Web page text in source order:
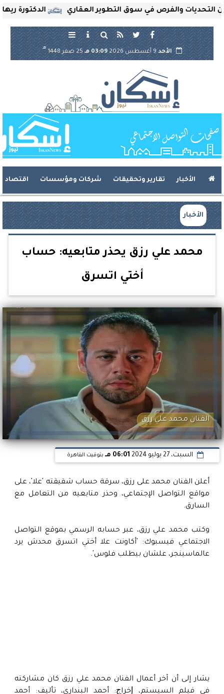
الدكتورة ريهام والفرص في سوق التطوير العقاري
الأحد9 أغسطس 2026 03:09 مـ 25 صفر 1448
هـ
الأخبار تقارير وتحقيقات شركات ومؤسسات اقتصاد
الأخبار
محمد علي رزق يحذر متابعيه: حساب
أختي اتسرق
الفنان محمد علي رزق
السبت، 27 يوليو 2024 06:01 مـ بتوقيت القاهرة
أعلن الفنان محمد على رزق، سرقة حساب شقيقته 'علا'، على
مواقع التواصل الإجتماعي، وحذر متابعيه من التعامل مع
السارق.
وكتب محمد علي رزق، عبر حسابه الرسمي بموقع التواصل
الاجتماعي فيسبوك: 'أكاونت علا أختي اتسرق محدش يرد
عالماسينجر، علشان بيطلب فلوس'.
يشار إلى أن آخر أعمال الفنان محمد علي رزق كان مشاركته
في فيلم السيستم، ﺇﺧﺮاﺝ: أحمد البنداري، ﺗﺄﻟﻴﻒ: أحمد